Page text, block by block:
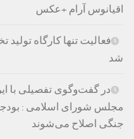
اقیانوس آرام +عکس
فعالیت تنها کارگاه
شد
در گفت‌وگوی تفصیلی با
جنگی اصلاح می‌شوند